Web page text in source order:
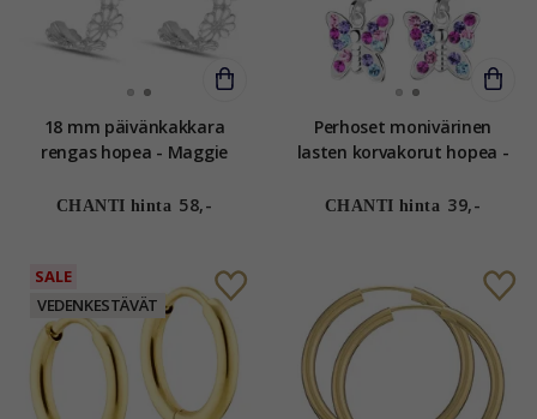
18 mm päivänkakkara
rengas hopea - Maggie
CHANTI hinta 58,-
Perhoset monivärinen
lasten korvakorut hopea -
CHANTI hinta 39,-
SALE
VEDENKESTÄVÄT